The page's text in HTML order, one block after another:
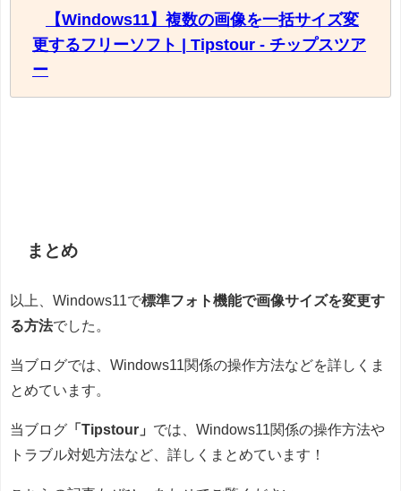
【Windows11】複数の画像を一括サイズ変
更するフリーソフト | Tipstour - チップスツア
ー
まとめ
以上、Windows11で標準フォト機能で画像サイズを変更す
る方法でした。
当ブログでは、Windows11関係の操作方法などを詳しくま
とめています。
当ブログ 「Tipstour」 では、Windows11関係の操作方法や
トラブル対処方法など、詳しくまとめています！